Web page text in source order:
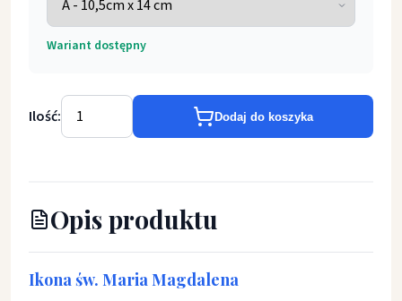
Wariant dostępny
Ilość: Dodaj do koszyka
Opis produktu
Ikona św. Maria Magdalena